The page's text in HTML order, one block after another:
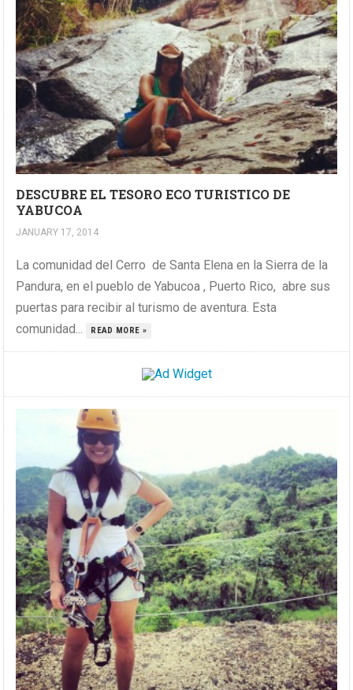
DESCUBRE EL TESORO ECO TURISTICO DE
YABUCOA
JANUARY 17, 2014
La comunidad del Cerro de Santa Elena en la Sierra de la
Pandura, en el pueblo de Yabucoa , Puerto Rico, abre sus
puertas para recibir al turismo de aventura. Esta
comunidad...
READ MORE »